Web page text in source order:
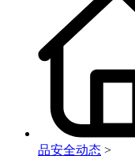
品安全动态 >